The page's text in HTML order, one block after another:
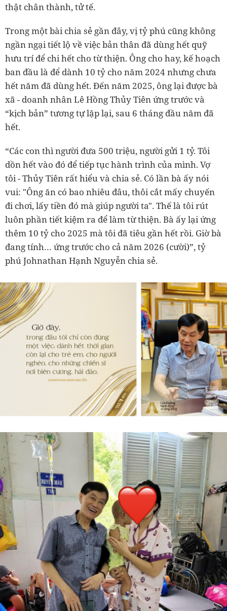
thật chân thành, tử tế.
Trong một bài chia sẻ gần đây, vị tỷ phú cũng không
ngần ngại tiết lộ về việc bản thân đã dùng hết quỹ
hưu trí để chi hết cho từ thiện. Ông cho hay, kế hoạch
ban đầu là để dành 10 tỷ cho năm 2024 nhưng chưa
hết năm đã dùng hết. Đến năm 2025, ông lại được bà
xã - doanh nhân Lê Hồng Thủy Tiên ứng trước và
“kịch bản” tương tự lặp lại, sau 6 tháng đầu năm đã
hết.
“Các con thì người đưa 500 triệu, người gửi 1 tỷ. Tôi
dồn hết vào đó để tiếp tục hành trình của mình. Vợ
tôi - Thủy Tiên rất hiểu và chia sẻ. Có lần bà ấy nói
vui: "Ông ăn có bao nhiêu đâu, thôi cắt mấy chuyến
đi chơi, lấy tiền đó mà giúp người ta". Thế là tôi rút
luôn phần tiết kiệm ra để làm từ thiện. Bà ấy lại ứng
thêm 10 tỷ cho 2025 mà tôi đã tiêu gần hết rồi. Giờ bà
đang tính… ứng trước cho cả năm 2026 (cười)”, tỷ
phú Johnathan Hạnh Nguyễn chia sẻ.